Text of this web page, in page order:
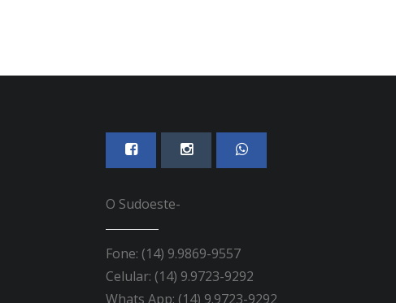
O Sudoeste-
Fone: (14) 9.9869-9557
Celular: (14) 9.9723-9292
Whats App: (14) 9.9723-9292